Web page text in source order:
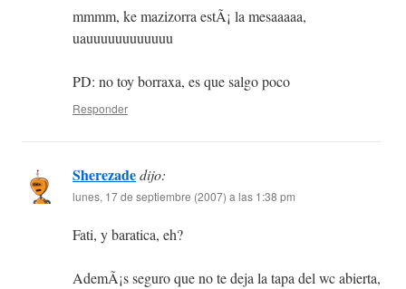
mmmm, ke mazizorra estÃ¡ la mesaaaaa,
uauuuuuuuuuuuu
PD: no toy borraxa, es que salgo poco
Responder
Sherezadedijo:
lunes, 17 de septiembre (2007) a las 1:38 pm
Fati, y baratica, eh?
AdemÃ¡s seguro que no te deja la tapa del wc abierta,